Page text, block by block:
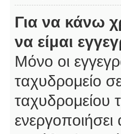
Για να κάνω
να είμαι
Μόνο οι
ταχυδρομείο
ταχυδρομείου